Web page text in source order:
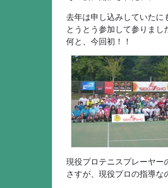
去年は申し込みしていたに
とうとう参加して参りまし
何と、今回初！！
現役プロテニスプレーヤー
さすが、現役プロの指導な